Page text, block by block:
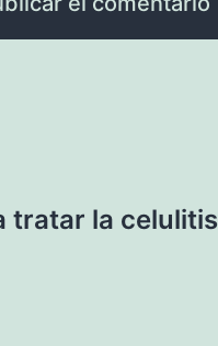
tratar la celulitis